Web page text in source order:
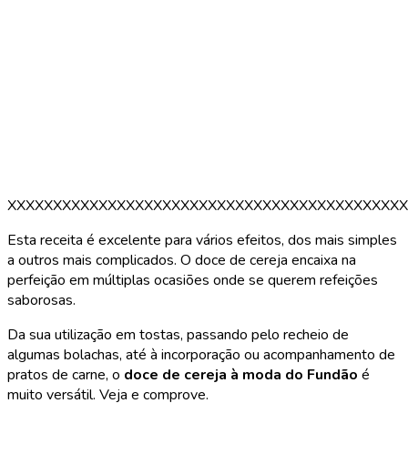
Esta receita é excelente para vários efeitos, dos mais simples
a outros mais complicados. O doce de cereja encaixa na
perfeição em múltiplas ocasiões onde se querem refeições
saborosas.
Da sua utilização em tostas, passando pelo recheio de
algumas bolachas, até à incorporação ou acompanhamento de
pratos de carne, o doce de cereja à moda do Fundão é
muito versátil. Veja e comprove.